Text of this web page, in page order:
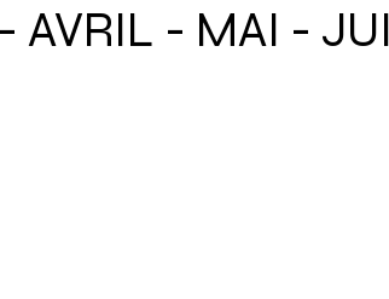
AVRIL - MAI -